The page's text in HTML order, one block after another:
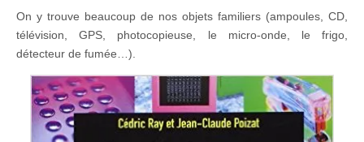
On y trouve beaucoup de nos objets familiers (ampoules, CD,
télévision, GPS, photocopieuse, le micro-onde, le frigo,
détecteur de fumée…).